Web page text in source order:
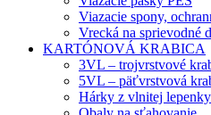
Viazacie spony,
Vrecká na sprievodné
KARTÓNOVÁ KRABICA
3VL – trojvrstvové
5VL – päťvrstvová
Hárky z vlnitej lepenky